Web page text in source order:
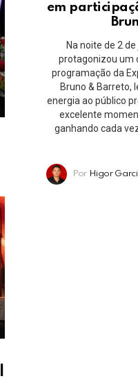
em
Na noite de 2
protagonizou um
programação da
Bruno & Barreto,
energia ao público
excelente
ganhando cada
Por Higor